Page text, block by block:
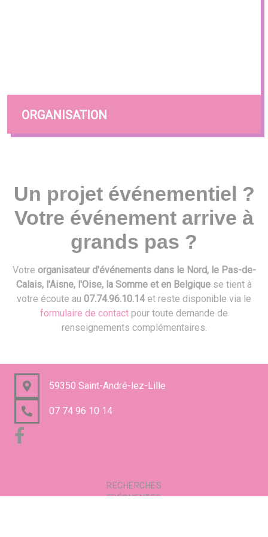
ORGANISATION
Un projet événementiel ?
Votre événement arrive à
grands pas ?
Votre organisateur d'événements dans le Nord, le Pas-de-
Calais, l'Aisne, l'Oise, la Somme et en Belgique se tient à
votre écoute au 07.74.96.10.14et reste disponible via le
formulaire de contact pour toute demande de
renseignements complémentaires.
59350 Saint-André-lez-Lille
07 74 96 10 14
RECHERCHES
FRÉQUENTES